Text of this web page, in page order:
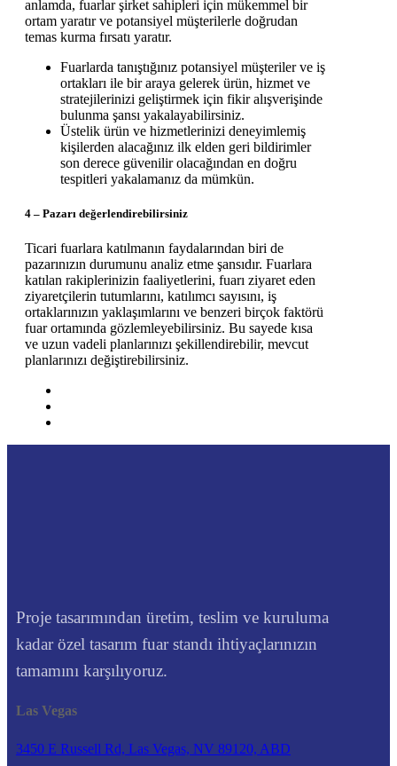
anlamda, fuarlar şirket sahipleri için mükemmel bir
ortam yaratır ve potansiyel müşterilerle doğrudan
temas kurma fırsatı yaratır.
Fuarlarda tanıştığınız potansiyel müşteriler ve iş
ortakları ile bir araya gelerek ürün, hizmet ve
stratejilerinizi geliştirmek için fikir alışverişinde
bulunma şansı yakalayabilirsiniz.
Üstelik ürün ve hizmetlerinizi deneyimlemiş
kişilerden alacağınız ilk elden geri bildirimler
son derece güvenilir olacağından en doğru
tespitleri yakalamanız da mümkün.
4 – Pazarı değerlendirebilirsiniz
Ticari fuarlara katılmanın faydalarından biri de
pazarınızın durumunu analiz etme şansıdır. Fuarlara
katılan rakiplerinizin faaliyetlerini, fuarı ziyaret eden
ziyaretçilerin tutumlarını, katılımcı sayısını, iş
ortaklarınızın yaklaşımlarını ve benzeri birçok faktörü
fuar ortamında gözlemleyebilirsiniz. Bu sayede kısa
ve uzun vadeli planlarınızı şekillendirebilir, mevcut
planlarınızı değiştirebilirsiniz.
Proje tasarımından üretim, teslim ve kuruluma
kadar özel tasarım fuar standı ihtiyaçlarınızın
tamamını karşılıyoruz.
Las Vegas
3450 E Russell Rd, Las Vegas, NV 89120, ABD